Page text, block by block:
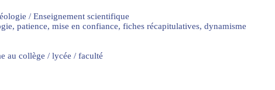
/ Enseignement scientifique
patience, mise en confiance, fiches récapitulatives, dynamisme
au collège / lycée / faculté